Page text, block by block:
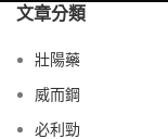
文章分類
壯陽藥
威而鋼
必利勁